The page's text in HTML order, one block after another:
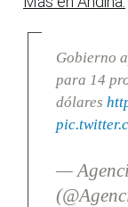
Gobierno
para 14
dólares
—